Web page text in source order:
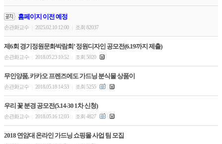
홈페이지 이전 예정
손관화교수 2025.02.10 12:00 조회 82037
제6회 경기정원문화박람회’ 정원디자인 공모전(6.19까지 제출)
손관화교수 2018.05.23 10:52 조회 5020
무인양품, 카카오 프렌즈에도 가드닝 분식물 상품이
손관화교수 2018.05.18 14:53 조회 5255
우리 꽃 분경 공모전(5.14-30 1차 신청)
손관화교수 2018.05.16 12:03 조회 4827
2018 연암대 온라인 가드닝 쇼핑몰 사업 팀 모집